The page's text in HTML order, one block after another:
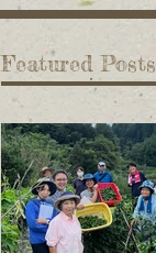
Featured Posts